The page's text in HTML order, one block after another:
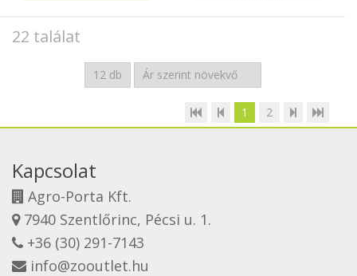
22 találat
1 2
Kapcsolat
Agro-Porta Kft.
7940 Szentlőrinc, Pécsi u. 1.
+36 (30) 291-7143
info@zooutlet.hu